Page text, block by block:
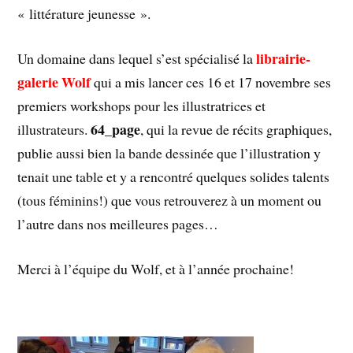
« littérature jeunesse ».
Un domaine dans lequel s’est spécialisé lalibrairie-
galerie Wolfqui a mis lancer ces 16 et 17 novembre ses
premiers workshops pour les illustratrices et
illustrateurs.64_page, qui la revue de récits graphiques,
publie aussi bien la bande dessinée que l’illustration y
tenait une table et y a rencontré quelques solides talents
(tous féminins!) que vous retrouverez à un moment ou
l’autre dans nos meilleures pages…
Merci à l’équipe du Wolf, et à l’année prochaine!